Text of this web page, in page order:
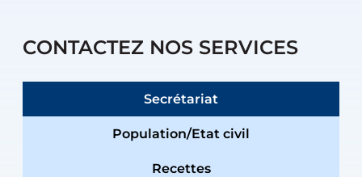
CONTACTEZ NOS SERVICES
Secrétariat
Population/Etat civil
Recettes